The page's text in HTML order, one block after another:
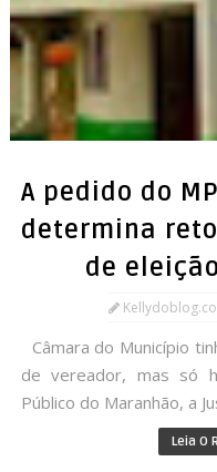
A pedido do
determina
de
Câmara do Município
de vereador, mas só
Público do Maranhão, a
Leia O